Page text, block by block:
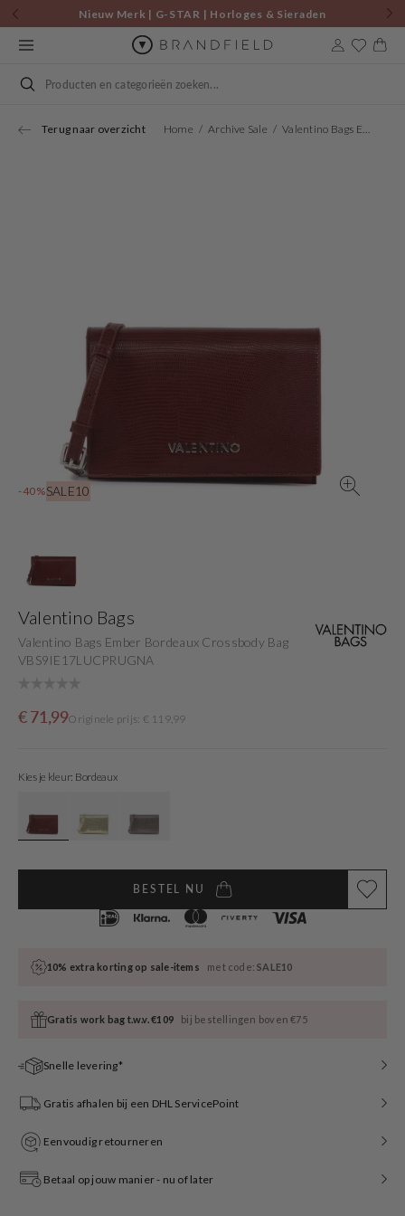
Skip to
content
Nieuw Merk | G-STAR | Horloges & Sieraden
Cart
Search
Terug naar overzicht Home Archive Sale Valentino Bags Ember Bordeaux Crossbody Bag VBS9IE17LUCPRUGNA
-40%SALE10
Open
Valentino Bags
Valentino Bags Ember Bordeaux Crossbody Bag
VBS9IE17LUCPRUGNA
Sale
€ 71,99
OrigineleOriginele prijs: € 119,99
Kies je kleur: Bordeaux
BESTEL NU
10% extra korting op sale-items met code:SALE10
Gratis work bag t.w.v. €109 bij bestellingen boven €75
Snelle levering*
Gratis afhalen bij een DHL ServicePoint
Eenvoudig retourneren
Betaal op jouw manier - nu of later